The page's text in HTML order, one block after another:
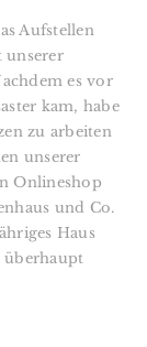
Aufstellen
unserer
es vor
kam, habe
zu arbeiten
unserer
Onlineshop
und Co.
Haus
überhaupt